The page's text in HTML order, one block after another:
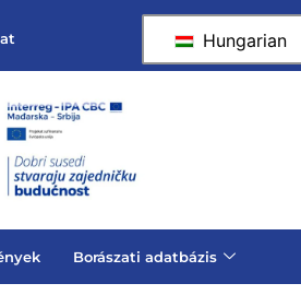
Hungarian
Borászati adatbázis